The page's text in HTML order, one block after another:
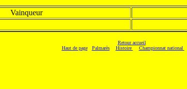
Vainqueur
Retour accueil
Haut de page
Palmarès Histoire Championnat national